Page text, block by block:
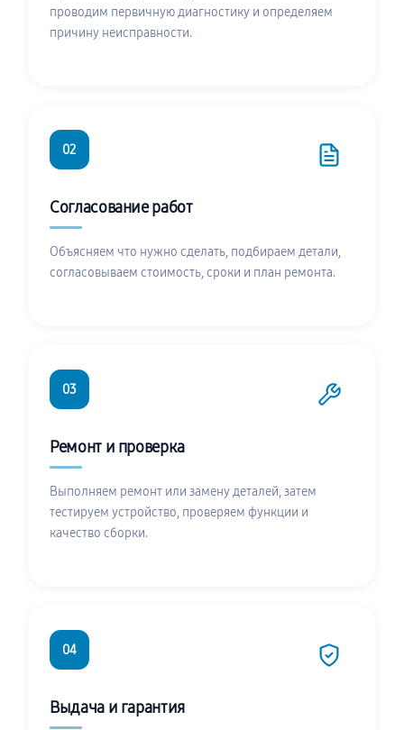
проводим первичную диагностику и определяем
причину неисправности.
02
Согласование работ
Объясняем что нужно сделать, подбираем детали,
согласовываем стоимость, сроки и план ремонта.
03
Ремонт и проверка
Выполняем ремонт или замену деталей, затем
тестируем устройство, проверяем функции и
качество сборки.
04
Выдача и гарантия